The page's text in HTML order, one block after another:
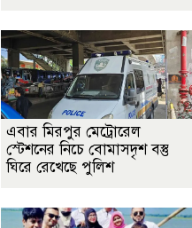
এবার মিরপুর মেট্রোরেল
স্টেশনের নিচে বোমাসদৃশ বস্তু
ঘিরে রেখেছে পুলিশ